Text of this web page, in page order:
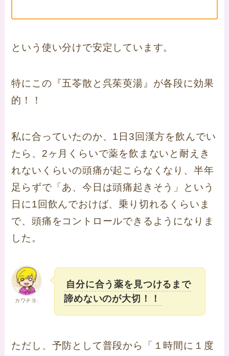
という使い分けで安定しています。
特にこの『五苓散と呉茱萸湯』が各段に効果
的！！
私に合っていたのか、1日3回漢方を飲んでい
たら、2ヶ月くらいで薬を飲まないと耐えき
れないくらいの頭痛が起こらなくなり、半年
足らずで「あ、今日は頭痛起きそう」という
日に1回飲んでおけば、乗り切れるくらいま
で、頭痛をコントロールできるようになりま
した。
カワチヨ.
自分に合う薬を見つけるまで
諦めないのが大切！！
ただし、予防として普段から「１時間に１度